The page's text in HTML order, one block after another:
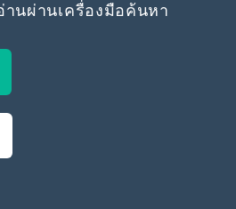
นผ่านเครื่องมือค้นหา